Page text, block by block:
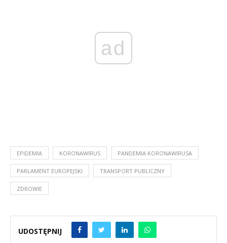
ad
EPIDEMIA KORONAWIRUS PANDEMIA KORONAWIRUSA
PARLAMENT EUROPEJSKI TRANSPORT PUBLICZNY
ZDROWIE
UDOSTĘPNIJ